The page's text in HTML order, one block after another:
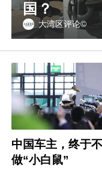
国？
大湾区评论©
中国车主，终于
做“小白鼠”